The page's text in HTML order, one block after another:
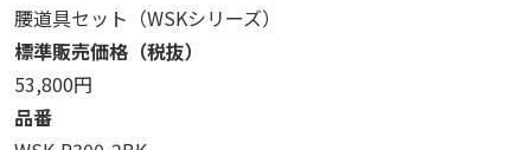
腰道具セット（WSKシリーズ）
標準販売価格（税抜）
53,800円
品番